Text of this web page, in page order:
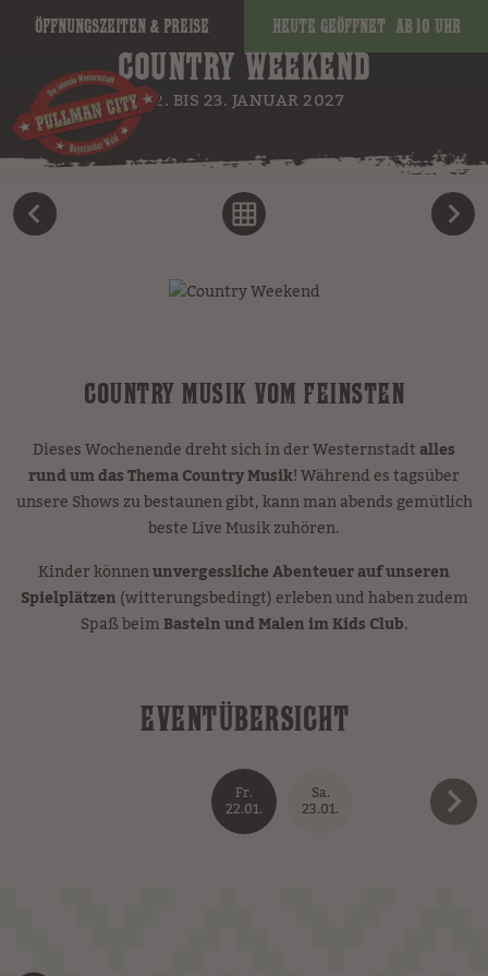
Öffnungszeiten & Preise Heute geöffnet ab 10 Uhr
COUNTRY WEEKEND
22. BIS 23. JANUAR 2027
COUNTRY MUSIK VOM FEINSTEN
Dieses Wochenende dreht sich in der Westernstadtalles
rund um das Thema Country Musik! Während es tagsüber
unsere Shows zu bestaunen gibt, kann man abends gemütlich
beste Live Musik zuhören.
Kinder könnenunvergessliche Abenteuer auf unseren
Spielplätzen(witterungsbedingt) erleben und haben zudem
Spaß beimBasteln und Malen im Kids Club.
EVENTÜBERSICHT
Fr.
22.01.
Sa.
23.01.